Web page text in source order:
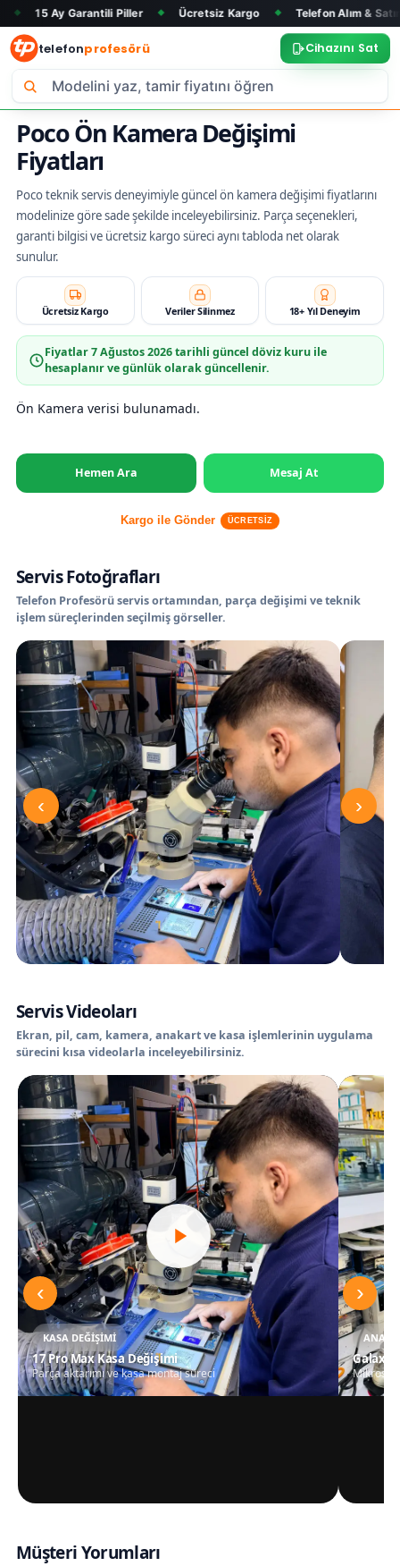
Garantili Piller ◆ Ücretsiz Kargo ◆ Telefon Alım & Satım ◆
telefonprofesörü Cihazını Sat
Poco Ön Kamera Değişimi
Fiyatları
Poco teknik servis deneyimiyle güncel ön kamera değişimi fiyatlarını
modelinize göre sade şekilde inceleyebilirsiniz. Parça seçenekleri,
garanti bilgisi ve ücretsiz kargo süreci aynı tabloda net olarak
sunulur.
Ücretsiz Kargo Veriler Silinmez 18+ Yıl Deneyim
Fiyatlar7 Ağustos 2026tarihli güncel döviz kuru ile
hesaplanır ve günlük olarak güncellenir.
Ön Kamera verisi bulunamadı.
Hemen Ara Mesaj At
Kargo ile Gönder ÜCRETSİZ
Servis Fotoğrafları
Telefon Profesörü servis ortamından, parça değişimi ve teknik
işlem süreçlerinden seçilmiş görseller.
‹ ›
Servis Videoları
Ekran, pil, cam, kamera, anakart ve kasa işlemlerinin uygulama
sürecini kısa videolarla inceleyebilirsiniz.
‹
KASA DEĞIŞIMI
17 Pro Max Kasa Değişimi
Parça aktarımı ve kasa montaj süreci
Galaxy
›
Müşteri Yorumları